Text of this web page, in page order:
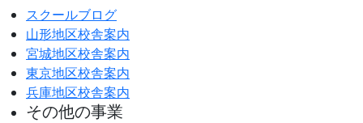
スクールブログ
山形地区校舎案内
宮城地区校舎案内
東京地区校舎案内
兵庫地区校舎案内
その他の事業